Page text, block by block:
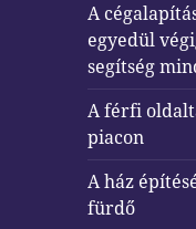
A
egyedül
segítség
A férfi
piacon
A ház
fürdő